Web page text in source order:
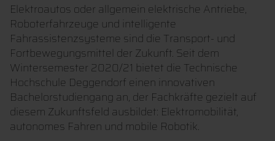
Elektroautos oder allgemein elektrische Antriebe,
Roboterfahrzeuge und intelligente
Fahrassistenzsysteme sind die Transport- und
Fortbewegungsmittel der Zukunft. Seit dem
Wintersemester 2020/21 bietet die Technische
Hochschule Deggendorf einen innovativen
Bachelorstudiengang an, der Fachkräfte gezielt auf
diesem Zukunftsfeld ausbildet: Elektromobilität,
autonomes Fahren und mobile Robotik.